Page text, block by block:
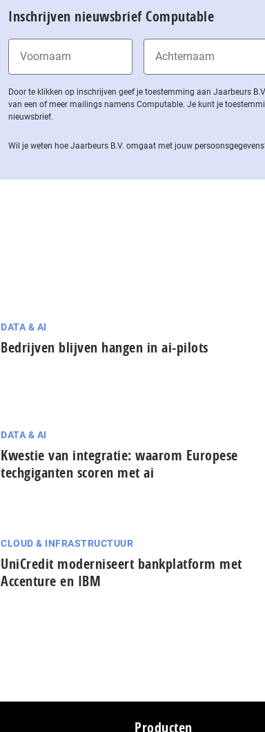
Inschrijven nieuwsbrief Computable
Door te klikken op inschrijven geef je toestemming aan Jaarbeurs
van een of meer mailings namens Computable. Je kunt je
nieuwsbrief.
Wil je weten hoe Jaarbeurs B.V. omgaat met jouw
DATA & AI
Bedrijven blijven hangen in ai-pilots
DATA & AI
Kwestie van integratie: waarom Europese
techgiganten scoren met ai
CLOUD & INFRASTRUCTUUR
UniCredit moderniseert bankplatform met
Accenture en IBM
Producten